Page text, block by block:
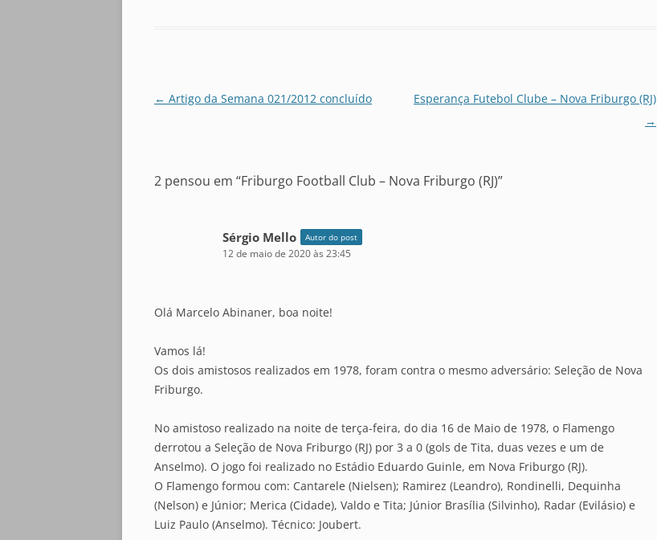
Navegação
← Artigo da Semana 021/2012 concluído
Esperança Futebol Clube – Nova Friburgo (RJ)
→
2 pensou em “Friburgo Football Club – Nova Friburgo (RJ)”
Sérgio Mello Autor do post
12 de maio de 2020 às 23:45
Olá Marcelo Abinaner, boa noite!
Vamos lá!
Os dois amistosos realizados em 1978, foram contra o mesmo adversário: Seleção de Nova
Friburgo.
No amistoso realizado na noite de terça-feira, do dia 16 de Maio de 1978, o Flamengo
derrotou a Seleção de Nova Friburgo (RJ) por 3 a 0 (gols de Tita, duas vezes e um de
Anselmo). O jogo foi realizado no Estádio Eduardo Guinle, em Nova Friburgo (RJ).
O Flamengo formou com: Cantarele (Nielsen); Ramirez (Leandro), Rondinelli, Dequinha
(Nelson) e Júnior; Merica (Cidade), Valdo e Tita; Júnior Brasília (Silvinho), Radar (Evilásio) e
Luiz Paulo (Anselmo). Técnico: Joubert.